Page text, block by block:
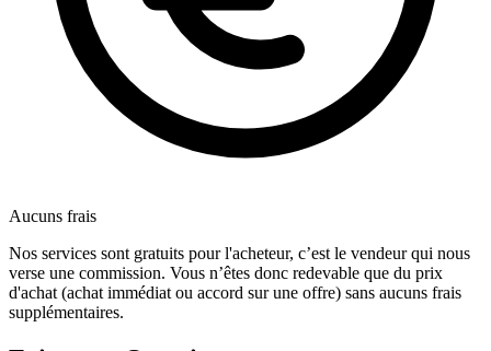
Aucuns frais
Nos services sont gratuits pour l'acheteur, c’est le vendeur qui nous
verse une commission. Vous n’êtes donc redevable que du prix
d'achat (achat immédiat ou accord sur une offre) sans aucuns frais
supplémentaires.